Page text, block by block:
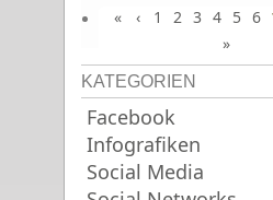
Juni 2012(4)
« ‹ 1 2 3 4 5 6
»
KATEGORIEN
Facebook
Infografiken
Social Media